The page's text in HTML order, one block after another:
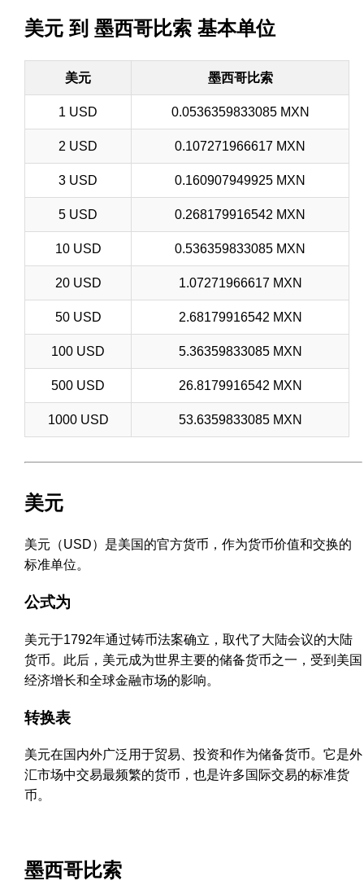
美元 到 墨西哥比索 基本单位
美元 墨西哥比索
1 USD 0.0536359833085 MXN
2 USD 0.107271966617 MXN
3 USD 0.160907949925 MXN
5 USD 0.268179916542 MXN
10 USD 0.536359833085 MXN
20 USD 1.07271966617 MXN
50 USD 2.68179916542 MXN
100 USD 5.36359833085 MXN
500 USD 26.8179916542 MXN
1000 USD 53.6359833085 MXN
美元
美元（USD）是美国的官方货币，作为货币价值和交换的
标准单位。
公式为
美元于1792年通过铸币法案确立，取代了大陆会议的大陆
货币。此后，美元成为世界主要的储备货币之一，受到美国
经济增长和全球金融市场的影响。
转换表
美元在国内外广泛用于贸易、投资和作为储备货币。它是外
汇市场中交易最频繁的货币，也是许多国际交易的标准货
币。
墨西哥比索